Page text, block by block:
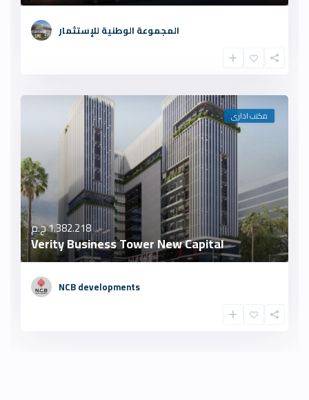
المجموعة الوطنية للإستثمار
مكتب ادارى
1.382.218 ج.م
Verity Business Tower New Capital
NCB developments